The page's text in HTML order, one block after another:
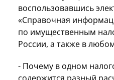
воспользовавшись
«Справочная
по имущественным
России, а также в
- Почему в одном